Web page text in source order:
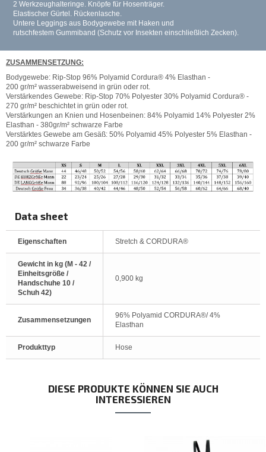
2 Werkzeughalteringe. Knöpfe für Hosenträger.
Elastischer Gürtel. Rückenlasche.
Untere Leggings aus Bodygewebe mit Haken und
rutschfestem Gummiband (Schutz vor Insekten einschließlich Zecken).
ZUSAMMENSETZUNG:
Bodygewebe: Rip-Stop 96% Polyamid Cordura® 4% Elasthan -
200 gr/m² wasserabweisend in grün oder rot.
Verstärkendes Gewebe: Rip-Stop 70% Polyester 30% Polyamid Cordura® -
270 gr/m² beschichtet in grün oder rot.
Verstärkungen an Knien und Hosenbeinen: 84% Polyamid 14% Polyester 2%
Elasthan - 380gr/m² schwarze Farbe
Verstärktes Gewebe am Gesäß: 50% Polyamid 45% Polyester 5% Elasthan -
200 gr/m² schwarze Farbe
Data sheet
Eigenschaften Stretch & CORDURA®
Gewicht in kg (M - 42 /
Einheitsgröße /
Handschuhe 10 /
Schuh 42)
0,900 kg
Zusammensetzungen
96% Polyamid CORDURA®/ 4%
Elasthan
Produkttyp Hose
DIESE PRODUKTE KÖNNEN SIE AUCH
INTERESSIEREN